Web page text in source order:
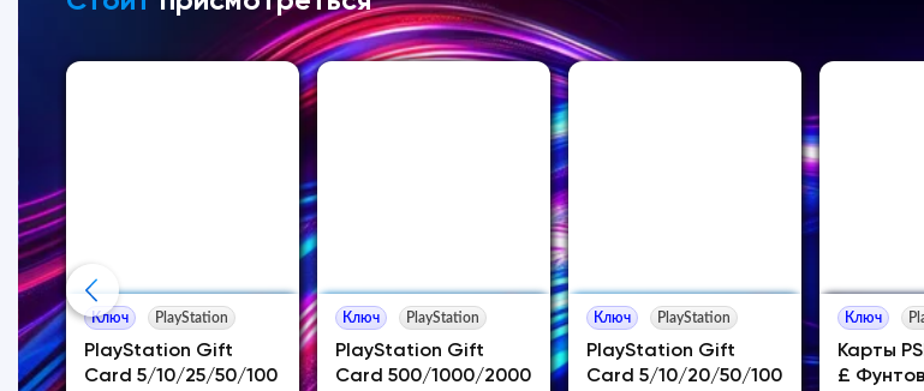
Ключ PlayStation
PlayStation Gift
Card 5/10/25/50/100
Ключ PlayStation
PlayStation Gift
Card 500/1000/2000
Ключ PlayStation
PlayStation Gift
Card 5/10/20/50/100
Ключ
Карты
£ Фунтов